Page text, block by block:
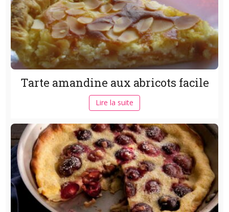
Tarte amandine aux abricots facile
Lire la suite